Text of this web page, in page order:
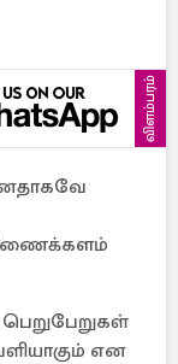
விளம்பரம்
என